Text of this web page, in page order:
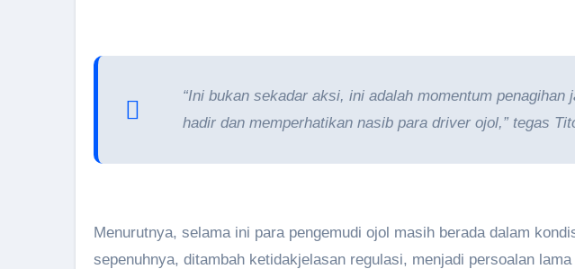
“Ini bukan sekadar aksi, ini adalah momentum
hadir dan memperhatikan nasib para driver ojol,” tegas
Menurutnya, selama ini para pengemudi ojol masih berada dalam
sepenuhnya, ditambah ketidakjelasan regulasi, menjadi persoalan